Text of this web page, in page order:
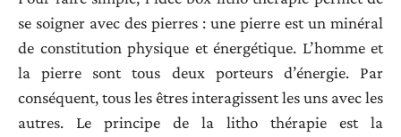
se soigner avec des pierres : une pierre est un minéral
de constitution physique et énergétique. L’homme et
la pierre sont tous deux porteurs d’énergie. Par
conséquent, tous les êtres interagissent les uns avec les
autres. Le principe de la litho thérapie est la